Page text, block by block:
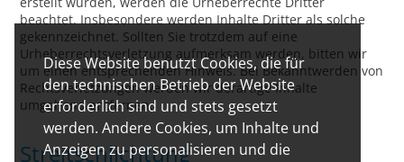
Diese Website benutzt Cookies, die für
den technischen Betrieb der Website
erforderlich sind und stets gesetzt
werden. Andere Cookies, um Inhalte und
Anzeigen zu personalisieren und die
beachtet. Insbesondere werden Inhalte Dritter als solche
gekennzeichnet. Sollten Sie trotzdem auf eine
Urheberrechtsverletzung aufmerksam werden, bitten wir
um einen entsprechenden Hinweis. Bei Bekanntwerden von
Rechtsverletzungen werden wir derartige Inhalte
umgehend entfernen.
Streitschlichtung